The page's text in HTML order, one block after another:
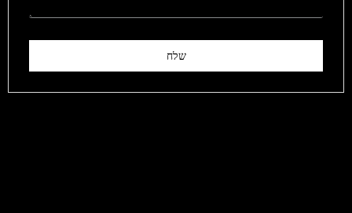
שלח